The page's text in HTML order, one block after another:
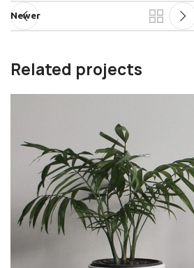
Newer
Related projects